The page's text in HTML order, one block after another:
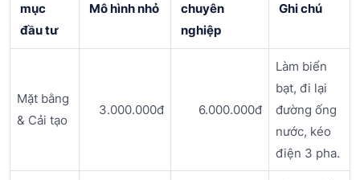
mục
đầu tư
Mô hình nhỏ
chuyên
nghiệp
Ghi chú
Mặt bằng
& Cải tạo
3.000.000đ 6.000.000đ
Làm biển
bạt, đi lại
đường ống
nước, kéo
điện 3 pha.